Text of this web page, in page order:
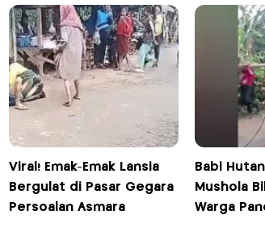
Viral! Emak-Emak Lansia
Bergulat di Pasar Gegara
Persoalan Asmara
Babi
Mushola
Warga